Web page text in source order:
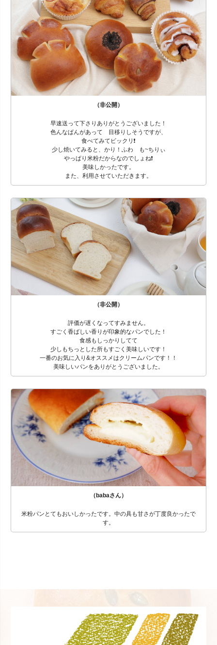
（非公開）
早速送って下さりありがとうございました！
色んなぱんがあって 目移りしそうですが、
食べてみてビックリ❗️
少し焼いてみると、かり！ふわ も~ちりぃ
やっぱり米粉だからなのでしょね❗️
美味しかったです。
また、利用させていただきます。
（非公開）
評価が遅くなってすみません。
すごく香ばしい香りが印象的なパンでした！
食感もしっかりしてて
少しもちっとした所もすごく美味しいです！
一番のお気に入り&オススメはクリームパンです！！
美味しいパンをありがとうございました。
（babaさん）
米粉パンとてもおいしかったです。中の具も甘さが丁度良かったで
す。